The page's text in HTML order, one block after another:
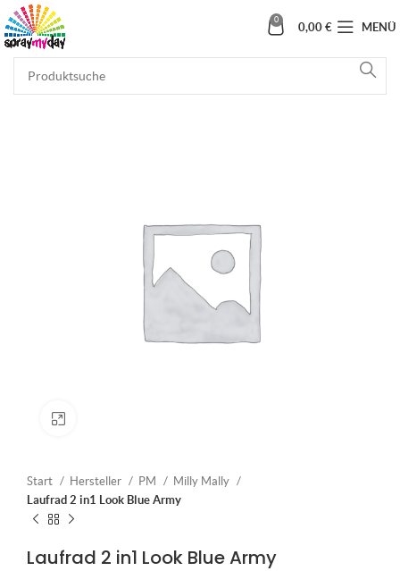
0
0,00 € MENÜ
Start Hersteller PM
Milly Mally
Laufrad 2 in1 Look Blue Army
Laufrad 2 in1 Look Blue Army